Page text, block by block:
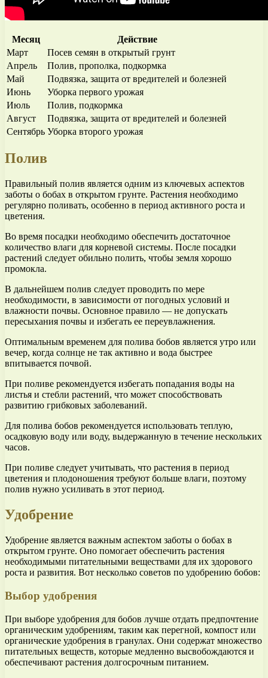
Месяц
Действие
Март
Посев семян в открытый грунт
Апрель
Полив, прополка, подкормка
Май
Подвязка, защита от вредителей и болезней
Июнь
Уборка первого урожая
Июль
Полив, подкормка
Август
Подвязка, защита от вредителей и болезней
Сентябрь Уборка второго урожая
Полив
Правильный полив является одним из ключевых аспектов
заботы о бобах в открытом грунте. Растения необходимо
регулярно поливать, особенно в период активного роста и
цветения.
Во время посадки необходимо обеспечить достаточное
количество влаги для корневой системы. После посадки
растений следует обильно полить, чтобы земля хорошо
промокла.
В дальнейшем полив следует проводить по мере
необходимости, в зависимости от погодных условий и
влажности почвы. Основное правило — не допускать
пересыхания почвы и избегать ее переувлажнения.
Оптимальным временем для полива бобов является утро или
вечер, когда солнце не так активно и вода быстрее
впитывается почвой.
При поливе рекомендуется избегать попадания воды на
листья и стебли растений, что может способствовать
развитию грибковых заболеваний.
Для полива бобов рекомендуется использовать теплую,
осадковую воду или воду, выдержанную в течение нескольких
часов.
При поливе следует учитывать, что растения в период
цветения и плодоношения требуют больше влаги, поэтому
полив нужно усиливать в этот период.
Удобрение
Удобрение является важным аспектом заботы о бобах в
открытом грунте. Оно помогает обеспечить растения
необходимыми питательными веществами для их здорового
роста и развития. Вот несколько советов по удобрению бобов:
Выбор удобрения
При выборе удобрения для бобов лучше отдать предпочтение
органическим удобрениям, таким как перегной, компост или
органические удобрения в гранулах. Они содержат множество
питательных веществ, которые медленно высвобождаются и
обеспечивают растения долгосрочным питанием.